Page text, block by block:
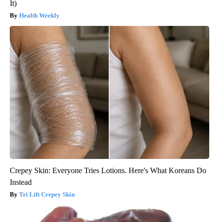
It)
Health Weekly
Crepey Skin: Everyone Tries Lotions. Here's What Koreans Do
Instead
Tri Lift Crepey Skin